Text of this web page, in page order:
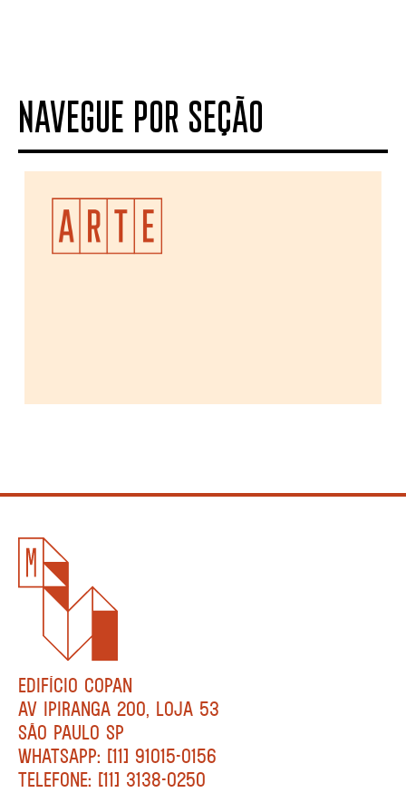
NAVEGUE POR SEÇÃO
EDIFÍCIO COPAN
AV IPIRANGA 200, LOJA 53
SÃO PAULO SP
WHATSAPP: [11] 91015-0156
TELEFONE: [11] 3138-0250